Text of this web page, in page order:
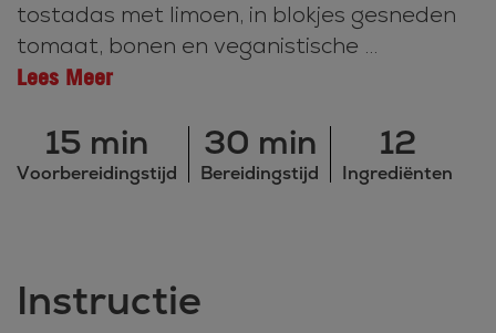
tostadas met limoen, in blokjes gesneden
tomaat, bonen en veganistische ...
Lees Meer
15 min
Voorbereidingstijd
30 min
Bereidingstijd
12
Ingrediënten
Instructie